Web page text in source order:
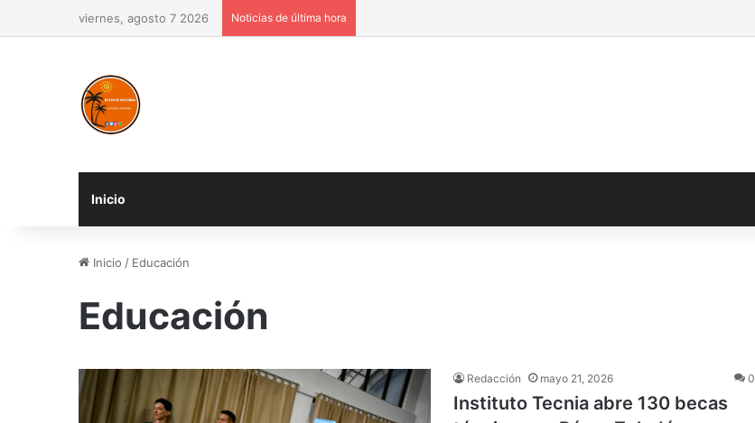
viernes, agosto 7 2026 Noticias de última hora
Inicio
Inicio / Educación
Educación
Redacción mayo 21, 2026 0
Instituto Tecnia abre 130 becas